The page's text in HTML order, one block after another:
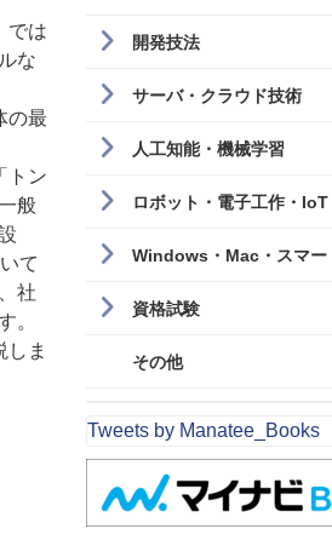
では
な
の最
トン
般
て
社
。
しま
開発技法
サーバ・クラウド技術
人工知能・機械学習
ロボット・電子工作・IoT
Windows・Mac・スマー
資格試験
その他
Tweets by Manatee_Books